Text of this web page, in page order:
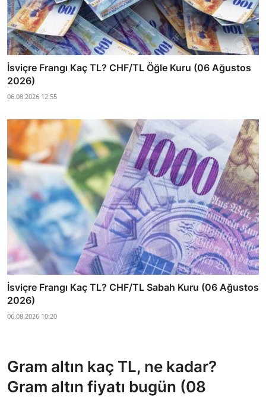
İsviçre Frangı Kaç TL? CHF/TL Öğle Kuru (06 Ağustos
2026)
06.08.2026 12:55
İsviçre Frangı Kaç TL? CHF/TL Sabah Kuru (06 Ağustos
2026)
06.08.2026 10:20
Gram altın kaç TL, ne kadar?
Gram altın fiyatı bugün (08